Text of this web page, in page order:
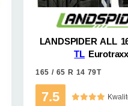
LANDSPIDER ALL
TL
165 / 65 R 14 79T
7.5